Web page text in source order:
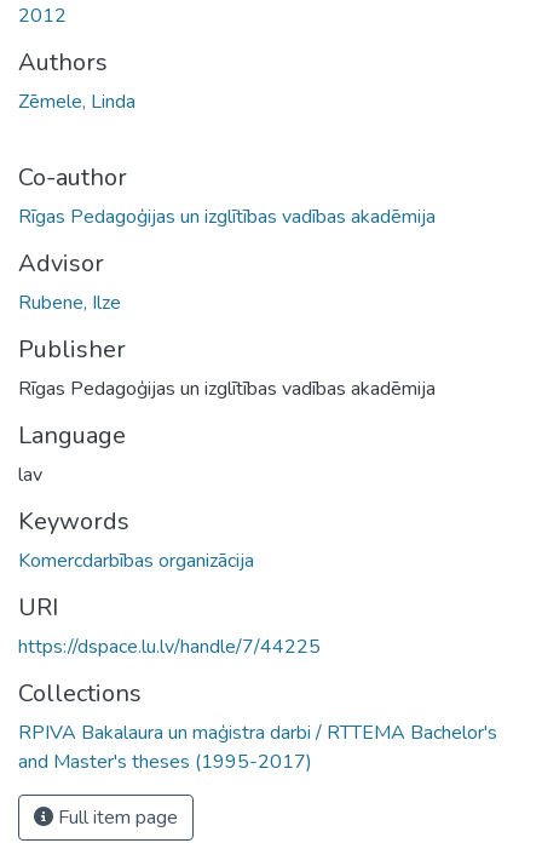
2012
Authors
Zēmele, Linda
Co-author
Rīgas Pedagoģijas un izglītības vadības akadēmija
Advisor
Rubene, Ilze
Publisher
Rīgas Pedagoģijas un izglītības vadības akadēmija
Language
lav
Keywords
Komercdarbības organizācija
URI
https://dspace.lu.lv/handle/7/44225
Collections
RPIVA Bakalaura un maģistra darbi / RTTEMA Bachelor's
and Master's theses (1995-2017)
Full item page